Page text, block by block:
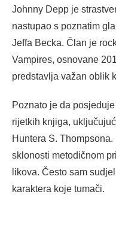
Johnny Depp je
nastupao s poznatim
Jeffa Becka. Član je
Vampires, osnovane
predstavlja važan oblik
Poznato je da
rijetkih knjiga,
Huntera S.
sklonosti metodičnom
likova. Često sam
karaktera koje tumači.